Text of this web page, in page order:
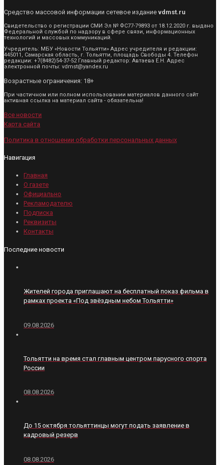
Средство массовой информации сетевое издание vdmst.ru
Свидетельство о регистрации СМИ Эл № ФС77-79893 от 18.12.2020 г. выдано
Федеральной службой по надзору в сфере связи, информационных
технологий и массовых коммуникаций.
Учредитель: МБУ «Новости Тольятти» Адрес учредителя и редакции:
445011, Самарская область, г. Тольятти, площадь Свободы 4. Телефон
редакции: +7(8482)54-37-52 Главный редактор: Автаева Е.Н. Адрес
электронной почты: vdmst@yandex.ru
Возрастные ограничения: 18+
При частичном или полном использовании материалов данного сайт
активная ссылка на материал сайта - обязательна!
Все новости
Карта сайта
Политика в отношении обработки персональных данных
Навигация
Главная
О газете
Официально
Рекламодателю
Подписка
Реквизиты
Контакты
Последние новости
Жителей города приглашают на бесплатный показ фильма в
рамках проекта «Под звёздным небом Тольятти»
09.08.2026
Тольятти на время стал главным центром парусного спорта
России
08.08.2026
До 15 октября тольяттинцы могут подать заявление в
кадровый резерв
08.08.2026